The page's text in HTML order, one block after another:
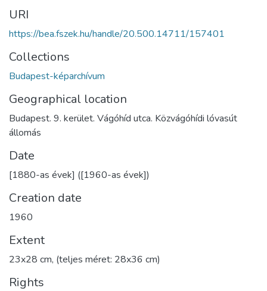
URI
https://bea.fszek.hu/handle/20.500.14711/157401
Collections
Budapest-képarchívum
Geographical location
Budapest. 9. kerület. Vágóhíd utca. Közvágóhídi lóvasút
állomás
Date
[1880-as évek] ([1960-as évek])
Creation date
1960
Extent
23x28 cm, (teljes méret: 28x36 cm)
Rights